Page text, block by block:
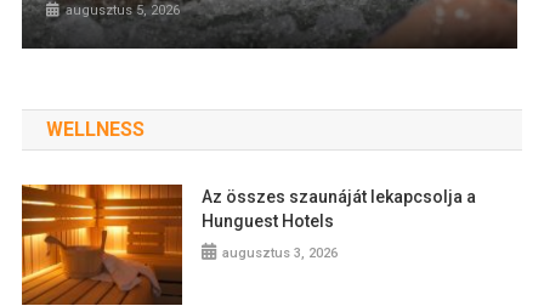
augusztus 5, 2026
WELLNESS
Az összes szaunáját lekapcsolja a
Hunguest Hotels
augusztus 3, 2026